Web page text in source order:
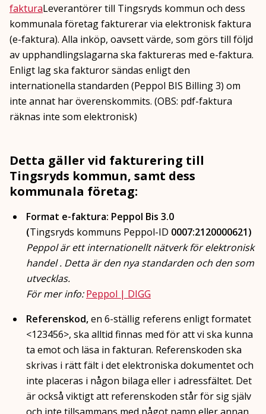
fakturaLeverantörer till Tingsryds kommun och dess
kommunala företag fakturerar via elektronisk faktura
(e-faktura). Alla inköp, oavsett värde, som görs till följd
av upphandlingslagarna ska faktureras med e-faktura.
Enligt lag ska fakturor sändas enligt den
internationella standarden (Peppol BIS Billing 3) om
inte annat har överenskommits. (OBS: pdf-faktura
räknas inte som elektronisk)
Detta gäller vid fakturering till
Tingsryds kommun, samt dess
kommunala företag:
Format e-faktura: Peppol Bis 3.0
(Tingsryds kommuns Peppol-ID 0007:2120000621)
Peppol är ett internationellt nätverk för elektronisk
handel . Detta är den nya standarden och den som
utvecklas.
För mer info:Peppol | DIGG
Referenskod,en 6-ställig referens enligt formatet
<123456>, ska alltid finnas med för att vi ska kunna
ta emot och läsa in fakturan. Referenskoden ska
skrivas i rätt fält i det elektroniska dokumentet och
inte placeras i någon bilaga eller i adressfältet. Det
är också viktigt att referenskoden står för sig själv